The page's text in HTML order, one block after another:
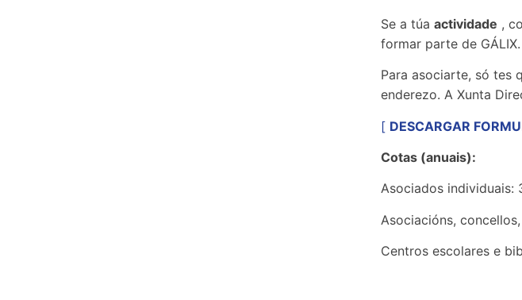
Se a túa actividade ,
formar parte de GÁLIX.
Para asociarte, só tes
enderezo. A Xunta
[ DESCARGAR
Cotas (anuais):
Asociados individuais:
Asociacións,
Centros escolares e